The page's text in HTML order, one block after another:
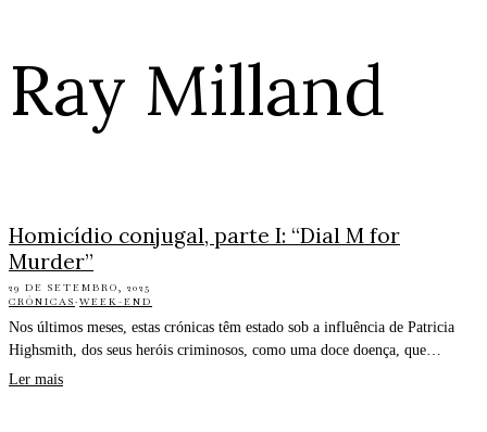
Ray Milland
Homicídio conjugal, parte I: “Dial M for
Murder”
29 DE SETEMBRO, 2025
CRÓNICAS·WEEK-END
Nos últimos meses, estas crónicas têm estado sob a influência de Patricia
Highsmith, dos seus heróis criminosos, como uma doce doença, que…
Ler mais